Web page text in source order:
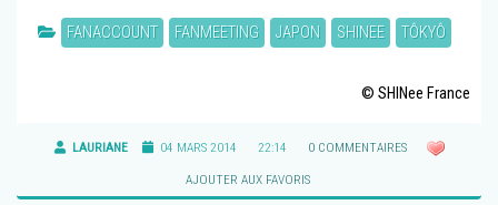
FANACCOUNT FANMEETING JAPON SHINEE TÔKYÔ
© SHINee France
LAURIANE 04 MARS 2014 22:14 0 COMMENTAIRES
AJOUTER AUX FAVORIS